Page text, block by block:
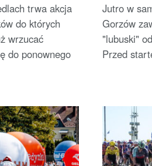
trwa akcja
do których
wrzucać
do ponownego
Jutro w
Gorzów
"lubuski"
Przed